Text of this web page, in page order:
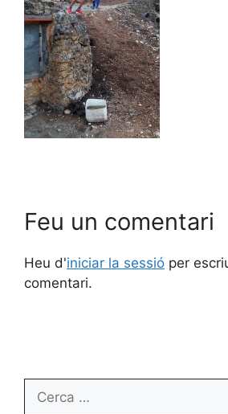
Feu un comentari
Heu d'iniciar la sessió per
comentari.